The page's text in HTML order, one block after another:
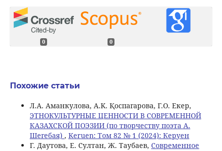
0 0
Похожие статьи
Л.А. Аманкулова, A.K. Қоспагарова, Г.О. Екер,
ЭТНОКУЛЬТУРНЫЕ ЦЕННОСТИ В СОВРЕМЕННОЙ
КАЗАХСКОЙ ПОЭЗИИ (по творчеству поэта А.
Шегебая) , Keruen: Том 82 № 1 (2024): Керуен
Г. Даутова, Е. Султан, Ж. Таубаев, Современное